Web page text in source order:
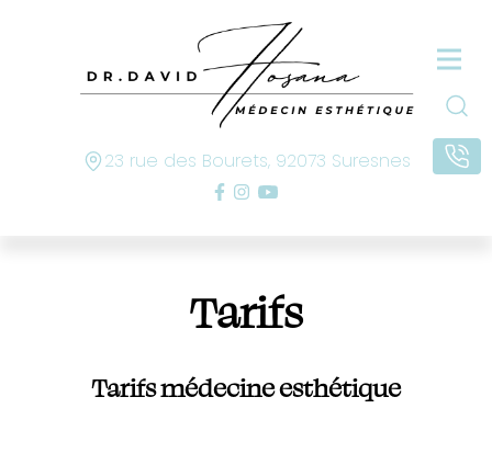
23 rue des Bourets, 92073 Suresnes
Tarifs
Tarifs médecine esthétique